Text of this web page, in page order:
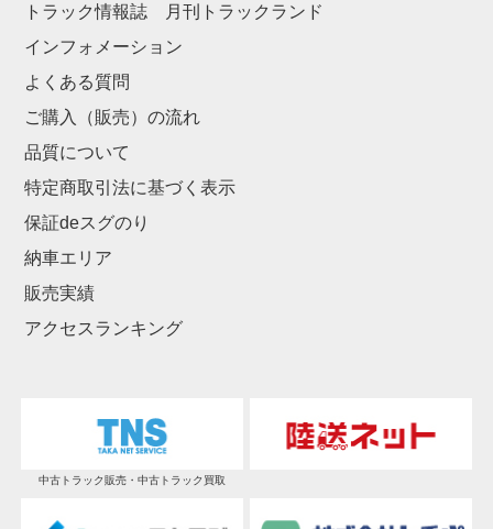
トラック情報誌 月刊トラックランド
インフォメーション
よくある質問
ご購入（販売）の流れ
品質について
特定商取引法に基づく表示
保証deスグのり
納車エリア
販売実績
アクセスランキング
中古トラック販売・中古トラック買取